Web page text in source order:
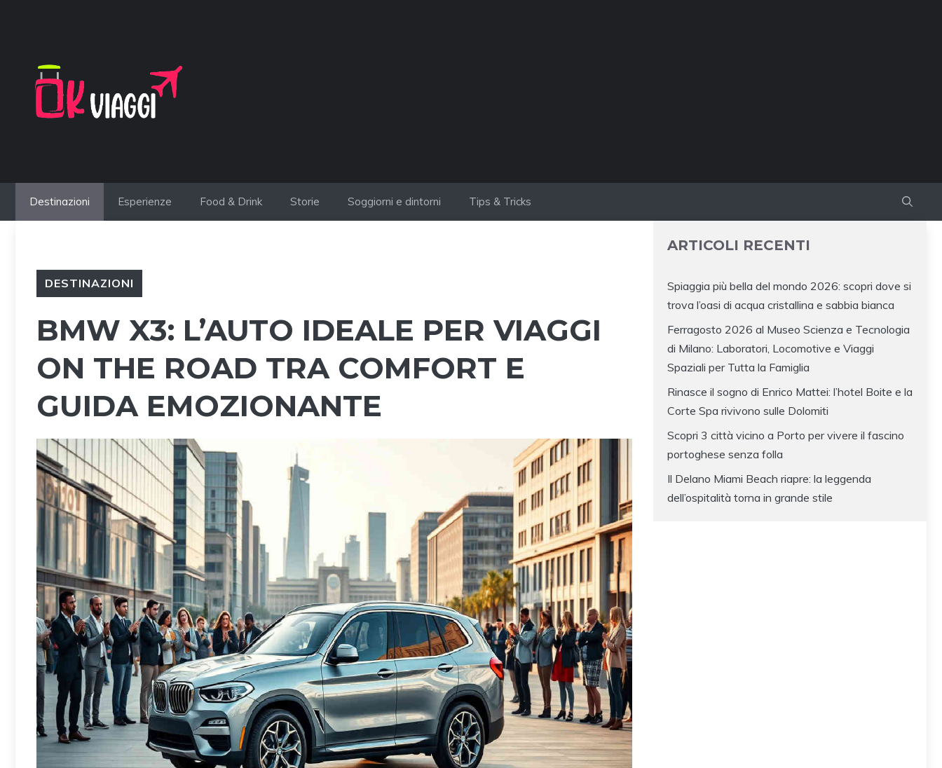
Destinazioni Esperienze Food & Drink Storie Soggiorni e dintorni Tips & Tricks
DESTINAZIONI
BMW X3: L’AUTO IDEALE PER VIAGGI
ON THE ROAD TRA COMFORT E
GUIDA EMOZIONANTE
ARTICOLI RECENTI
Spiaggia più bella del mondo 2026: scopri dove si
trova l’oasi di acqua cristallina e sabbia bianca
Ferragosto 2026 al Museo Scienza e Tecnologia
di Milano: Laboratori, Locomotive e Viaggi
Spaziali per Tutta la Famiglia
Rinasce il sogno di Enrico Mattei: l’hotel Boite e la
Corte Spa rivivono sulle Dolomiti
Scopri 3 città vicino a Porto per vivere il fascino
portoghese senza folla
Il Delano Miami Beach riapre: la leggenda
dell’ospitalità torna in grande stile